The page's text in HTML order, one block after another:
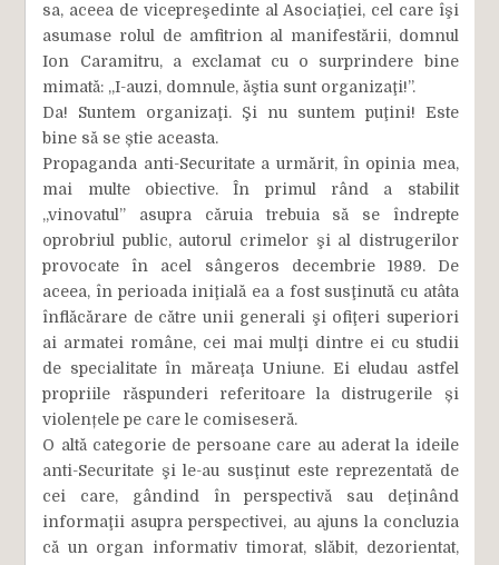
sa, aceea de vicepreşedinte al Asociaţiei, cel care îşi
asumase rolul de amfitrion al manifestării, domnul
Ion Caramitru, a exclamat cu o surprindere bine
mimată: „I-auzi, domnule, ăştia sunt organizaţi!”.
Da! Suntem organizaţi. Şi nu suntem puţini! Este
bine să se știe aceasta.
Propaganda anti-Securitate a urmărit, în opinia mea,
mai multe obiective. În primul rând a stabilit
„vinovatul” asupra căruia trebuia să se îndrepte
oprobriul public, autorul crimelor şi al distrugerilor
provocate în acel sângeros decembrie 1989. De
aceea, în perioada iniţială ea a fost susţinută cu atâta
înflăcărare de către unii generali şi ofiţeri superiori
ai armatei române, cei mai mulţi dintre ei cu studii
de specialitate în măreaţa Uniune. Ei eludau astfel
propriile răspunderi referitoare la distrugerile și
violențele pe care le comiseseră.
O altă categorie de persoane care au aderat la ideile
anti-Securitate şi le-au susţinut este reprezentată de
cei care, gândind în perspectivă sau deţinând
informaţii asupra perspectivei, au ajuns la concluzia
că un organ informativ timorat, slăbit, dezorientat,